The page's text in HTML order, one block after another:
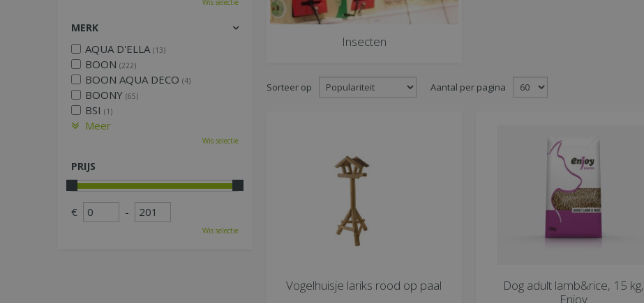
Insecten
Aantal per pagina
Sorteer op
Vogelhuisje lariks rood op paal
Dog adult lamb&rice, 15 kg,
Enjoy
Wis selectie
MERK
AQUA D'ELLA (13)
BOON (222)
BOON AQUA DECO (4)
BOONY (65)
BSI (1)
Meer
Wis selectie
PRIJS
€ -
Wis selectie